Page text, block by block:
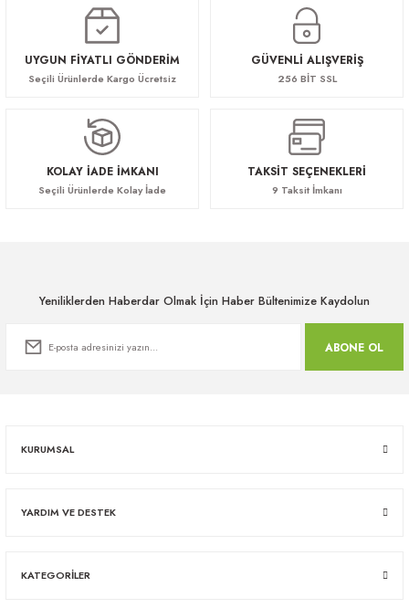
UYGUN FİYATLI GÖNDERİM
Seçili Ürünlerde Kargo Ücretsiz
GÜVENLİ ALIŞVERİŞ
256 BİT SSL
KOLAY İADE İMKANI
Seçili Ürünlerde Kolay İade
TAKSİT SEÇENEKLERİ
9 Taksit İmkanı
Yeniliklerden Haberdar Olmak İçin Haber Bültenimize Kaydolun
ABONE OL
KURUMSAL
YARDIM VE DESTEK
KATEGORİLER